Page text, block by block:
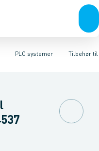
Forgreningsmateriel
PLC systemerog softstartere
Tilbehør
PLC strømforsyning